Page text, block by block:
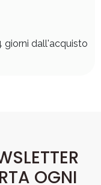
giorni dall'acquisto
OGNI